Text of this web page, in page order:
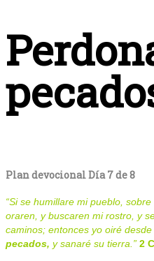
Plan devocional Día 7 de 8
“Si se humillare mi pueblo sobre
oraren, y buscaren mi rostro, y
caminos; entonces yo oiré desde
pecados, y sanaré su tierra.” 2